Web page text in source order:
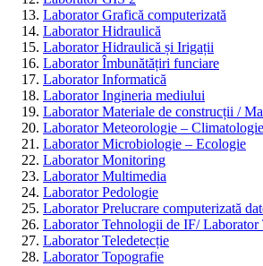
Laborator Grafică computerizată
Laborator Hidraulică
Laborator Hidraulică și Irigații
Laborator Îmbunătățiri funciare
Laborator Informatică
Laborator Ingineria mediului
Laborator Materiale de construcții /
Laborator Meteorologie – Climatologie
Laborator Microbiologie – Ecologie
Laborator Monitoring
Laborator Multimedia
Laborator Pedologie
Laborator Prelucrare computerizată
Laborator Tehnologii de IF/
Laborator Teledetecție
Laborator Topografie